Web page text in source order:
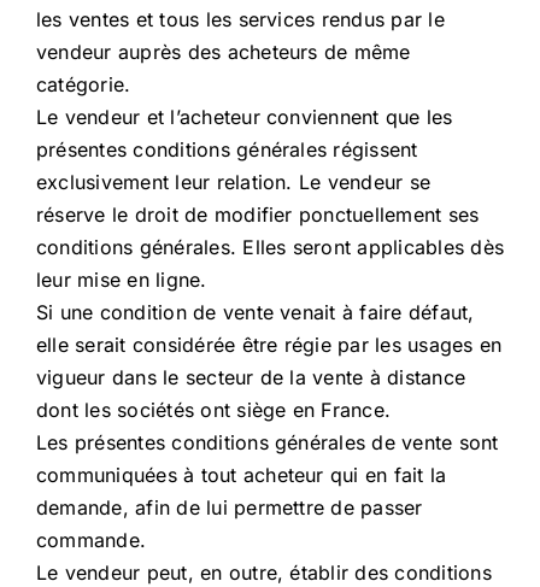
les ventes et tous les services rendus par le
vendeur auprès des acheteurs de même
catégorie.
Le vendeur et l’acheteur conviennent que les
présentes conditions générales régissent
exclusivement leur relation. Le vendeur se
réserve le droit de modifier ponctuellement ses
conditions générales. Elles seront applicables dès
leur mise en ligne.
Si une condition de vente venait à faire défaut,
elle serait considérée être régie par les usages en
vigueur dans le secteur de la vente à distance
dont les sociétés ont siège en France.
Les présentes conditions générales de vente sont
communiquées à tout acheteur qui en fait la
demande, afin de lui permettre de passer
commande.
Le vendeur peut, en outre, établir des conditions